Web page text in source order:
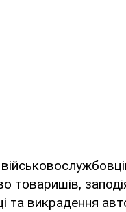
товаришів,
та викрадення